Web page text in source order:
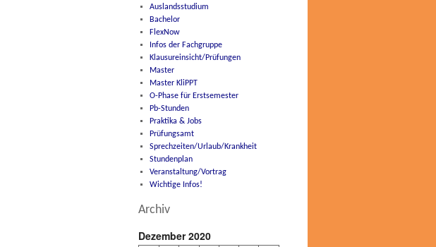
Auslandsstudium
Bachelor
FlexNow
Infos der Fachgruppe
Klausureinsicht/Prüfungen
Master
Master KliPPT
O-Phase für Erstsemester
Pb-Stunden
Praktika & Jobs
Prüfungsamt
Sprechzeiten/Urlaub/Krankheit
Stundenplan
Veranstaltung/Vortrag
Wichtige Infos!
Archiv
Dezember 2020